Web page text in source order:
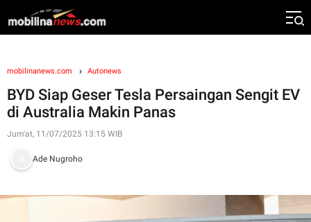
mobilinanews.com Autonews
BYD Siap Geser Tesla Persaingan Sengit EV
di Australia Makin Panas
Jum'at, 11/07/2025 13:15 WIB
Ade Nugroho